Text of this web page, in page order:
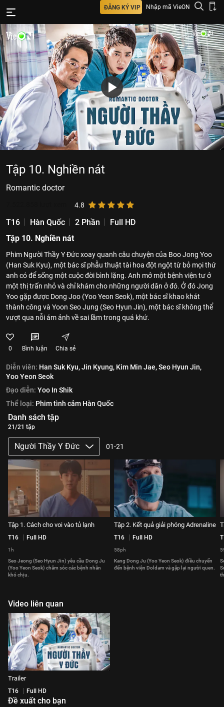
ĐĂNG KÝ VIP Nhập mã VieON
Tập 10. Nghiền nát
Romantic doctor
4.8
T16 Hàn Quốc 2 Phần
Full HD
Tập 10. Nghiền nát
Phim Người Thầy Y Đức xoay quanh câu chuyện của Boo Jong Yoo
(Han Suk Kyu), một bác sĩ phẫu thuật tài hoa đột ngột từ bỏ mọi thứ
anh có để sống một cuộc đời bình lặng. Anh mở một bệnh viện tư ở
một thị trấn nhỏ và chỉ khám cho những người dân ở đó. Ở đó Jong
Yoo gặp được Dong Joo (Yoo Yeon Seok), một bác sĩ khao khát
thành công và Yoon Seo Jung (Seo Hyun Jin), một bác sĩ không thể
vượt qua nỗi ám ảnh về sai lầm trong quá khứ.
0 Bình luận Chia sẻ
Diễn viên: Han Suk Kyu,Jin Kyung, Kim Min Jae,Seo Hyun Jin,
Yoo Yeon Seok
Đạo diễn: Yoo In Shik
Thể loại: Phim tình cảm Hàn Quốc
Danh sách tập
21/21 tập
Người Thầy Y Đức 01-21
Tập 1. Cách cho voi vào tủ lạnh
T16 Full HD
1h
Seo Jeong (Seo Hyun Jin) yêu cầu Dong Ju
(Yoo Yeon Seok) chăm sóc các bệnh nhân
khó chịu.
Tập 2. Kết quả giải phóng Adrenaline
T16 Full HD
58ph
Kang Dong Ju (Yoo Yeon Seok) điều chuyển
đến bệnh viện Doldam và gặp lại người quen.
Video liên quan
Trailer
T16 Full HD
Đề xuất cho bạn